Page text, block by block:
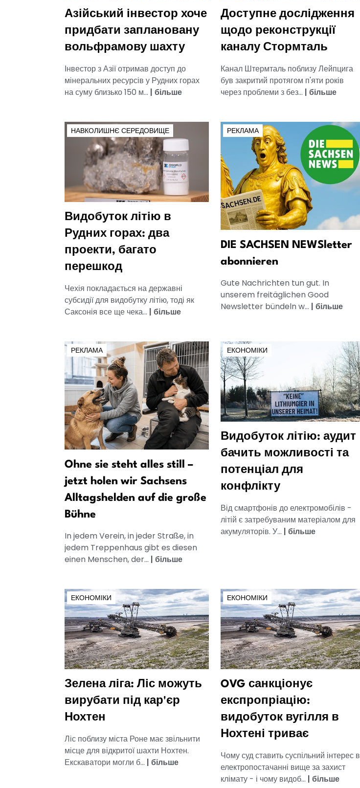
Азійський інвестор хоче
придбати заплановану
вольфрамову шахту
Інвестор з Азії отримав доступ до
мінеральних ресурсів у Рудних горах
на суму близько 150 м... | більше
Доступне дослідження
щодо реконструкції
каналу Стормталь
Канал Штермталь поблизу Лейпцига
був закритий протягом п'яти років
через проблеми з без... | більше
НАВКОЛИШНЄ СЕРЕДОВИЩЕ
Видобуток літію в
Рудних горах: два
проекти, багато
перешкод
Чехія покладається на державні
субсидії для видобутку літію, тоді як
Саксонія все ще чека... | більше
РЕКЛАМА
DIE SACHSEN NEWSletter
abonnieren
Gute Nachrichten tun gut. In
unserem freitäglichen Good
Newsletter bündeln w... | більше
РЕКЛАМА
Ohne sie steht alles still –
jetzt holen wir Sachsens
Alltagshelden auf die große
Bühne
In jedem Verein, in jeder Straße, in
jedem Treppenhaus gibt es diesen
einen Menschen, der... | більше
ЕКОНОМІКИ
Видобуток літію: аудит
бачить можливості та
потенціал для
конфлікту
Від смартфонів до електромобілів -
літій є затребуваним матеріалом для
акумуляторів. У... | більше
ЕКОНОМІКИ
Зелена ліга: Ліс можуть
вирубати під кар'єр
Нохтен
Ліс поблизу міста Роне має звільнити
місце для відкритої шахти Нохтен.
Екскаватори могли б... | більше
ЕКОНОМІКИ
OVG санкціонує
експропріацію:
видобуток вугілля в
Нохтені триває
Чому суд ставить суспільний інтерес в
електропостачанні вище за захист
клімату - і чому видоб... | більше